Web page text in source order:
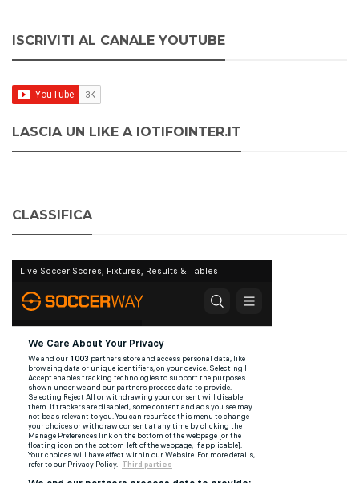
ISCRIVITI AL CANALE YOUTUBE
LASCIA UN LIKE A IOTIFOINTER.IT
CLASSIFICA